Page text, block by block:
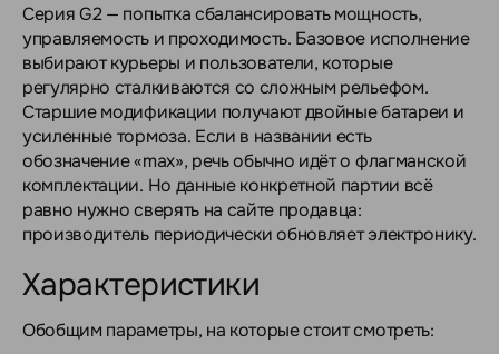
Серия G2 — попытка сбалансировать мощность,
управляемость и проходимость. Базовое исполнение
выбирают курьеры и пользователи, которые
регулярно сталкиваются со сложным рельефом.
Старшие модификации получают двойные батареи и
усиленные тормоза. Если в названии есть
обозначение «max», речь обычно идёт о флагманской
комплектации. Но данные конкретной партии всё
равно нужно сверять на сайте продавца:
производитель периодически обновляет электронику.
Характеристики
Обобщим параметры, на которые стоит смотреть: